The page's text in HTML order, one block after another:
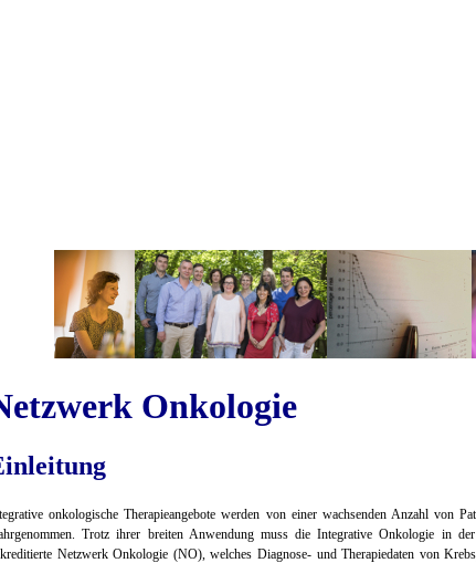
Onkologie
onkologische Therapieangebote werden von einer wachsenden Anzahl von
Trotz ihrer breiten Anwendung muss die Integrative Onkologie in
Netzwerk Onkologie (NO), welches Diagnose- und Therapiedaten von